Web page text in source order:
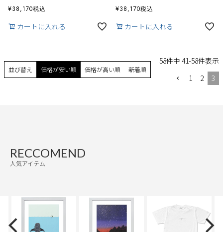
¥38,170税込
カートに入れる
¥38,170税込
カートに入れる
並び替え 価格が安い順 価格が高い順 新着順
58件中 41-58件表示
1
2 3
RECCOMEND
人気アイテム